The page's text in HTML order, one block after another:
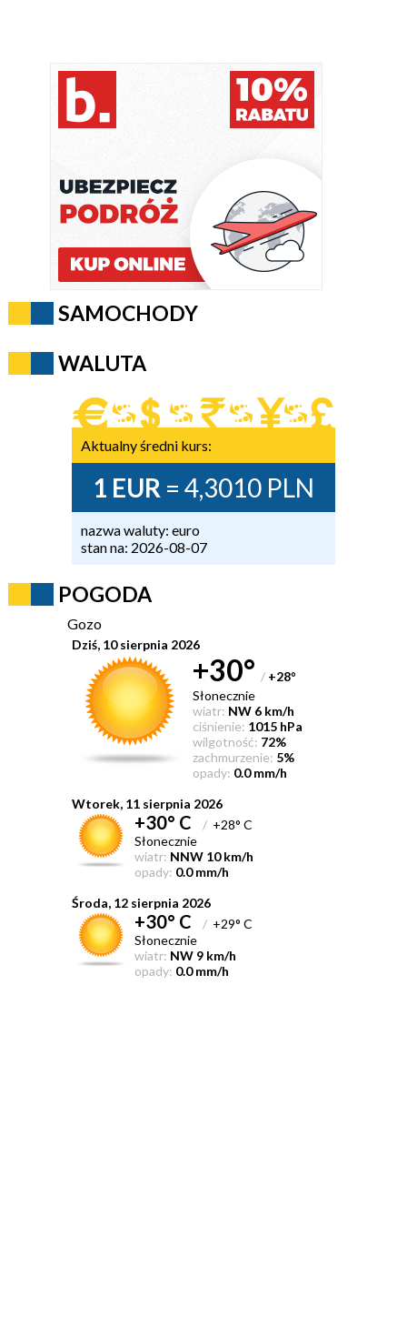
SAMOCHODY
WALUTA
Aktualny średni kurs:
1 EUR = 4,3010 PLN
nazwa waluty: euro
stan na: 2026-08-07
POGODA
Gozo
Dziś, 10 sierpnia 2026
+30° / +28°
Słonecznie
wiatr: NW 6 km/h
ciśnienie: 1015 hPa
wilgotność: 72%
zachmurzenie: 5%
opady: 0.0 mm/h
Wtorek, 11 sierpnia 2026
+30° C /+28° C
Słonecznie
wiatr: NNW 10 km/h
opady: 0.0 mm/h
Środa, 12 sierpnia 2026
+30° C /+29° C
Słonecznie
wiatr: NW 9 km/h
opady: 0.0 mm/h